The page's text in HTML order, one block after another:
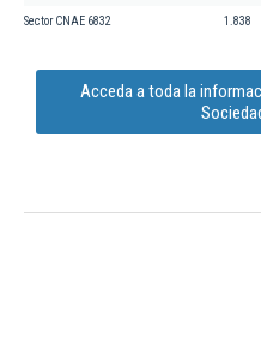
Sector CNAE 6832 1.838
Acceda a toda la